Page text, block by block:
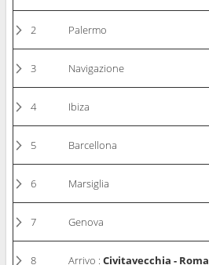
2 Palermo
3 Navigazione
4 Ibiza
5 Barcellona
6 Marsiglia
7 Genova
8 Arrivo :Civitavecchia - Roma